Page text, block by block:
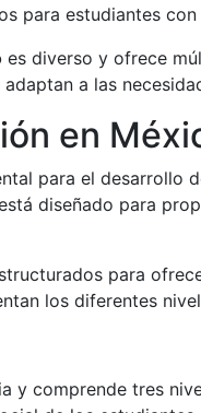
para estudiantes
es diverso y ofrece
a las
en
para el
diseñado para
para
los diferentes
y comprende tres